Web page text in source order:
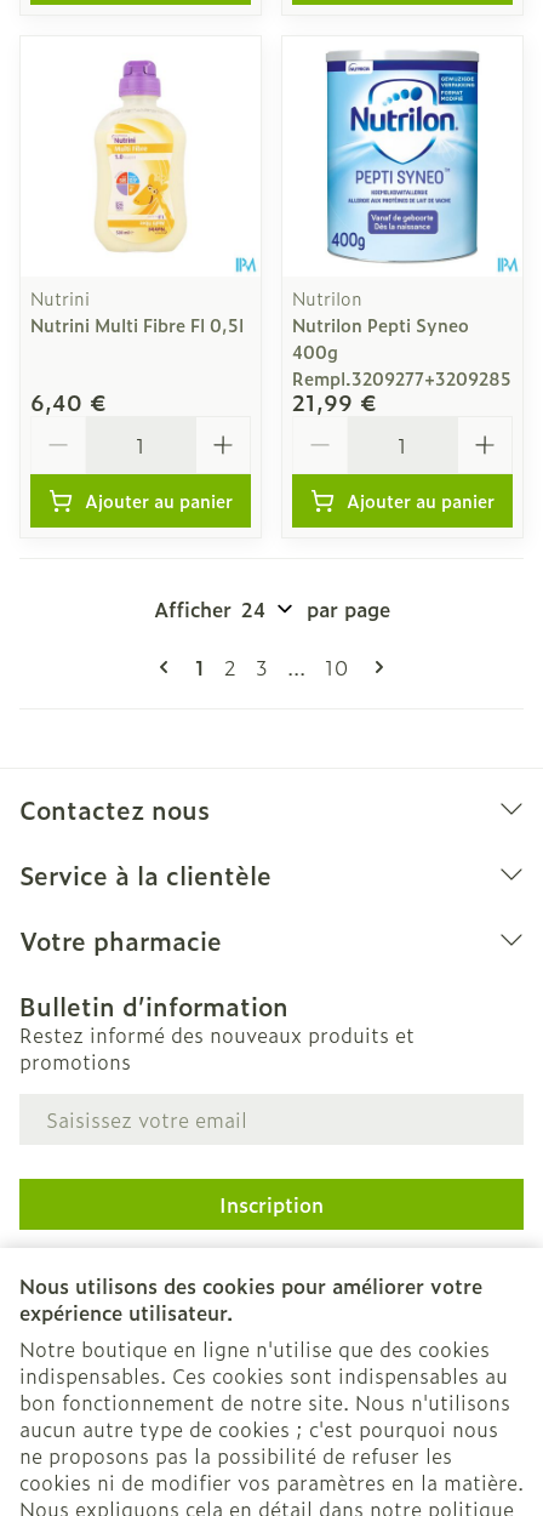
Nous utilisons des cookies pour améliorer votre
expérience utilisateur.
Notre boutique en ligne n'utilise que des cookies
indispensables. Ces cookies sont indispensables au
bon fonctionnement de notre site. Nous n'utilisons
aucun autre type de cookies ; c'est pourquoi nous
ne proposons pas la possibilité de refuser les
cookies ni de modifier vos paramètres en la matière.
Nous expliquons cela en détail dans notre politique
Nutrini
Nutrini Multi Fibre Fl 0,5l
6,40 €
Ajouter au panier
Nutrilon
Nutrilon Pepti Syneo
400g
Rempl.3209277+3209285
21,99 €
Ajouter au panier
Vous lisez actuellement la page
1 Page
2 Page
3 ... Page
10
Afficher par page
Contactez nous
Service à la clientèle
Votre pharmacie
Bulletin d’information
Restez informé des nouveaux produits et
promotions
Adresse mail
Inscription
En cliquant sur s'abonner, vous vous abonnez à notre
newsletter et acceptez notrepolitique de confidentialité